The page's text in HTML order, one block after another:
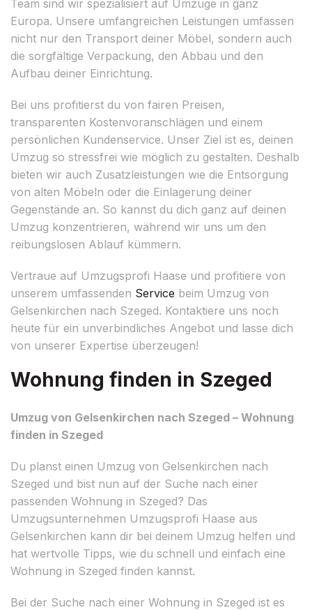
Team sind wir spezialisiert auf Umzüge in ganz
Europa. Unsere umfangreichen Leistungen umfassen
nicht nur den Transport deiner Möbel, sondern auch
die sorgfältige Verpackung, den Abbau und den
Aufbau deiner Einrichtung.
Bei uns profitierst du von fairen Preisen,
transparenten Kostenvoranschlägen und einem
persönlichen Kundenservice. Unser Ziel ist es, deinen
Umzug so stressfrei wie möglich zu gestalten. Deshalb
bieten wir auch Zusatzleistungen wie die Entsorgung
von alten Möbeln oder die Einlagerung deiner
Gegenstände an. So kannst du dich ganz auf deinen
Umzug konzentrieren, während wir uns um den
reibungslosen Ablauf kümmern.
Vertraue auf Umzugsprofi Haase und profitiere von
unserem umfassenden Service beim Umzug von
Gelsenkirchen nach Szeged. Kontaktiere uns noch
heute für ein unverbindliches Angebot und lasse dich
von unserer Expertise überzeugen!
Wohnung finden in Szeged
Umzug von Gelsenkirchen nach Szeged – Wohnung
finden in Szeged
Du planst einen Umzug von Gelsenkirchen nach
Szeged und bist nun auf der Suche nach einer
passenden Wohnung in Szeged? Das
Umzugsunternehmen Umzugsprofi Haase aus
Gelsenkirchen kann dir bei deinem Umzug helfen und
hat wertvolle Tipps, wie du schnell und einfach eine
Wohnung in Szeged finden kannst.
Bei der Suche nach einer Wohnung in Szeged ist es